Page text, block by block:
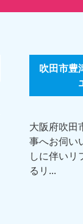
吹田市
大阪府吹田
事へお伺い
しに伴いリ
るリ...